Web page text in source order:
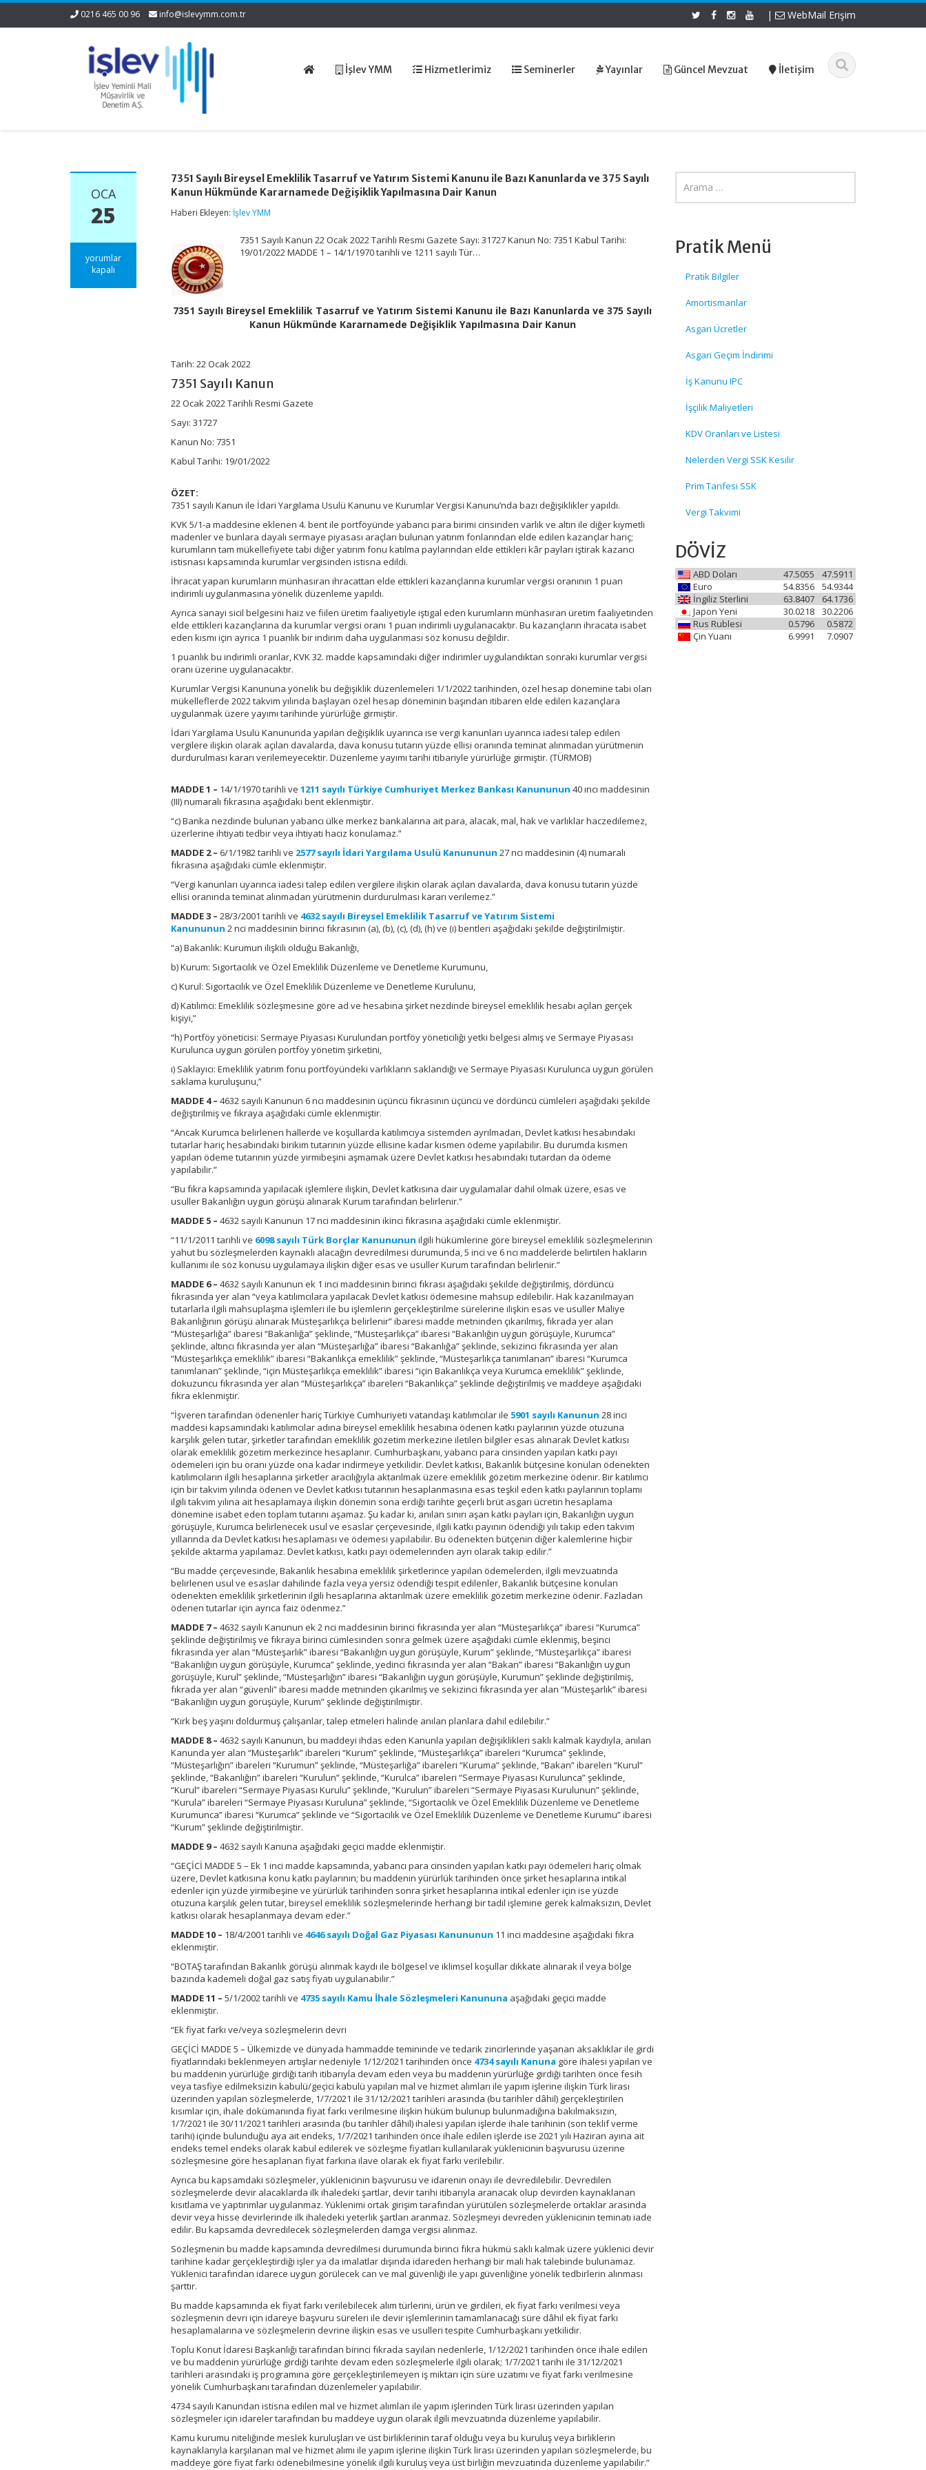
0216 465 00 96 info@islevymm.com.tr | WebMail Erişim
İşlev YMM Hizmetlerimiz Seminerler Yayınlar Güncel Mevzuat İletişim
OCA
25
7351
Sayılı
yorumlar
kapalı
7351 Sayılı Bireysel Emeklilik Tasarruf ve Yatırım Sistemi Kanunu ile Bazı Kanunlarda ve 375 Sayılı
Kanun Hükmünde Kararnamede Değişiklik Yapılmasına Dair Kanun
Haberi Ekleyen: İşlev YMM
7351 Sayılı Kanun 22 Ocak 2022 Tarihli Resmi Gazete Sayı: 31727 Kanun No: 7351 Kabul Tarihi:
19/01/2022 MADDE 1 – 14/1/1970 tarihli ve 1211 sayılı Tür…
7351 Sayılı Bireysel Emeklilik Tasarruf ve Yatırım Sistemi Kanunu ile Bazı Kanunlarda ve 375 Sayılı
Kanun Hükmünde Kararnamede Değişiklik Yapılmasına Dair Kanun
Tarih: 22 Ocak 2022
7351 Sayılı Kanun
22 Ocak 2022 Tarihli Resmi Gazete
Sayı: 31727
Kanun No: 7351
Kabul Tarihi: 19/01/2022
ÖZET:
7351 sayılı Kanun ile İdari Yargılama Usulü Kanunu ve Kurumlar Vergisi Kanunu’nda bazı değişiklikler yapıldı.
KVK 5/1-a maddesine eklenen 4. bent ile portföyünde yabancı para birimi cinsinden varlık ve altın ile diğer kıymetli
madenler ve bunlara dayalı sermaye piyasası araçları bulunan yatırım fonlarından elde edilen kazançlar hariç;
kurumların tam mükellefiyete tabi diğer yatırım fonu katılma paylarından elde ettikleri kâr payları iştirak kazancı
istisnası kapsamında kurumlar vergisinden istisna edildi.
İhracat yapan kurumların münhasıran ihracattan elde ettikleri kazançlarına kurumlar vergisi oranının 1 puan
indirimli uygulanmasına yönelik düzenleme yapıldı.
Ayrıca sanayi sicil belgesini haiz ve fiilen üretim faaliyetiyle iştigal eden kurumların münhasıran üretim faaliyetinden
elde ettikleri kazançlarına da kurumlar vergisi oranı 1 puan indirimli uygulanacaktır. Bu kazançların ihracata isabet
eden kısmı için ayrıca 1 puanlık bir indirim daha uygulanması söz konusu değildir.
1 puanlık bu indirimli oranlar, KVK 32. madde kapsamındaki diğer indirimler uygulandıktan sonraki kurumlar vergisi
oranı üzerine uygulanacaktır.
Kurumlar Vergisi Kanununa yönelik bu değişiklik düzenlemeleri 1/1/2022 tarihinden, özel hesap dönemine tabi olan
mükelleflerde 2022 takvim yılında başlayan özel hesap döneminin başından itibaren elde edilen kazançlara
uygulanmak üzere yayımı tarihinde yürürlüğe girmiştir.
İdari Yargılama Usulü Kanununda yapılan değişiklik uyarınca ise vergi kanunları uyarınca iadesi talep edilen
vergilere ilişkin olarak açılan davalarda, dava konusu tutarın yüzde ellisi oranında teminat alınmadan yürütmenin
durdurulması kararı verilemeyecektir. Düzenleme yayımı tarihi itibariyle yürürlüğe girmiştir. (TÜRMOB)
MADDE 1 – 14/1/1970 tarihli ve1211 sayılı Türkiye Cumhuriyet Merkez Bankası Kanununun 40 ıncı maddesinin
(III) numaralı fıkrasına aşağıdaki bent eklenmiştir.
“c) Banka nezdinde bulunan yabancı ülke merkez bankalarına ait para, alacak, mal, hak ve varlıklar haczedilemez,
üzerlerine ihtiyati tedbir veya ihtiyati haciz konulamaz.”
MADDE 2 – 6/1/1982 tarihli ve 2577 sayılı İdari Yargılama Usulü Kanununun 27 nci maddesinin (4) numaralı
fıkrasına aşağıdaki cümle eklenmiştir.
“Vergi kanunları uyarınca iadesi talep edilen vergilere ilişkin olarak açılan davalarda, dava konusu tutarın yüzde
ellisi oranında teminat alınmadan yürütmenin durdurulması kararı verilemez.”
MADDE 3 –28/3/2001 tarihli ve 4632 sayılı Bireysel Emeklilik Tasarruf ve Yatırım Sistemi
Kanununun 2 nci maddesinin birinci fıkrasının (a), (b), (c), (d), (h) ve (ı) bentleri aşağıdaki şekilde değiştirilmiştir.
“a) Bakanlık: Kurumun ilişkili olduğu Bakanlığı,
b) Kurum: Sigortacılık ve Özel Emeklilik Düzenleme ve Denetleme Kurumunu,
c) Kurul: Sigortacılık ve Özel Emeklilik Düzenleme ve Denetleme Kurulunu,
d) Katılımcı: Emeklilik sözleşmesine göre ad ve hesabına şirket nezdinde bireysel emeklilik hesabı açılan gerçek
kişiyi,”
“h) Portföy yöneticisi: Sermaye Piyasası Kurulundan portföy yöneticiliği yetki belgesi almış ve Sermaye Piyasası
Kurulunca uygun görülen portföy yönetim şirketini,
ı) Saklayıcı: Emeklilik yatırım fonu portföyündeki varlıkların saklandığı ve Sermaye Piyasası Kurulunca uygun görülen
saklama kuruluşunu,”
MADDE 4 – 4632 sayılı Kanunun 6 ncı maddesinin üçüncü fıkrasının üçüncü ve dördüncü cümleleri aşağıdaki şekilde
değiştirilmiş ve fıkraya aşağıdaki cümle eklenmiştir.
“Ancak Kurumca belirlenen hallerde ve koşullarda katılımcıya sistemden ayrılmadan, Devlet katkısı hesabındaki
tutarlar hariç hesabındaki birikim tutarının yüzde ellisine kadar kısmen ödeme yapılabilir. Bu durumda kısmen
yapılan ödeme tutarının yüzde yirmibeşini aşmamak üzere Devlet katkısı hesabındaki tutardan da ödeme
yapılabilir.”
“Bu fıkra kapsamında yapılacak işlemlere ilişkin, Devlet katkısına dair uygulamalar dahil olmak üzere, esas ve
usuller Bakanlığın uygun görüşü alınarak Kurum tarafından belirlenir.”
MADDE 5 – 4632 sayılı Kanunun 17 nci maddesinin ikinci fıkrasına aşağıdaki cümle eklenmiştir.
“11/1/2011 tarihli ve 6098 sayılı Türk Borçlar Kanununun ilgili hükümlerine göre bireysel emeklilik sözleşmelerinin
yahut bu sözleşmelerden kaynaklı alacağın devredilmesi durumunda, 5 inci ve 6 ncı maddelerde belirtilen hakların
kullanımı ile söz konusu uygulamaya ilişkin diğer esas ve usuller Kurum tarafından belirlenir.”
MADDE 6 –4632 sayılı Kanunun ek 1 inci maddesinin birinci fıkrası aşağıdaki şekilde değiştirilmiş, dördüncü
fıkrasında yer alan “veya katılımcılara yapılacak Devlet katkısı ödemesine mahsup edilebilir. Hak kazanılmayan
tutarlarla ilgili mahsuplaşma işlemleri ile bu işlemlerin gerçekleştirilme sürelerine ilişkin esas ve usuller Maliye
Bakanlığının görüşü alınarak Müsteşarlıkça belirlenir” ibaresi madde metninden çıkarılmış, fıkrada yer alan
“Müsteşarlığa” ibaresi “Bakanlığa” şeklinde, “Müsteşarlıkça” ibaresi “Bakanlığın uygun görüşüyle, Kurumca”
şeklinde, altıncı fıkrasında yer alan “Müsteşarlığa” ibaresi “Bakanlığa” şeklinde, sekizinci fıkrasında yer alan
“Müsteşarlıkça emeklilik” ibaresi “Bakanlıkça emeklilik” şeklinde, “Müsteşarlıkça tanımlanan” ibaresi “Kurumca
tanımlanan” şeklinde, “için Müsteşarlıkça emeklilik” ibaresi “için Bakanlıkça veya Kurumca emeklilik” şeklinde,
dokuzuncu fıkrasında yer alan “Müsteşarlıkça” ibareleri “Bakanlıkça” şeklinde değiştirilmiş ve maddeye aşağıdaki
fıkra eklenmiştir.
“İşveren tarafından ödenenler hariç Türkiye Cumhuriyeti vatandaşı katılımcılar ile 5901 sayılı Kanunun 28 inci
maddesi kapsamındaki katılımcılar adına bireysel emeklilik hesabına ödenen katkı paylarının yüzde otuzuna
karşılık gelen tutar, şirketler tarafından emeklilik gözetim merkezine iletilen bilgiler esas alınarak Devlet katkısı
olarak emeklilik gözetim merkezince hesaplanır. Cumhurbaşkanı, yabancı para cinsinden yapılan katkı payı
ödemeleri için bu oranı yüzde ona kadar indirmeye yetkilidir. Devlet katkısı, Bakanlık bütçesine konulan ödenekten
katılımcıların ilgili hesaplarına şirketler aracılığıyla aktarılmak üzere emeklilik gözetim merkezine ödenir. Bir katılımcı
için bir takvim yılında ödenen ve Devlet katkısı tutarının hesaplanmasına esas teşkil eden katkı paylarının toplamı
ilgili takvim yılına ait hesaplamaya ilişkin dönemin sona erdiği tarihte geçerli brüt asgari ücretin hesaplama
dönemine isabet eden toplam tutarını aşamaz. Şu kadar ki, anılan sınırı aşan katkı payları için, Bakanlığın uygun
görüşüyle, Kurumca belirlenecek usul ve esaslar çerçevesinde, ilgili katkı payının ödendiği yılı takip eden takvim
yıllarında da Devlet katkısı hesaplaması ve ödemesi yapılabilir. Bu ödenekten bütçenin diğer kalemlerine hiçbir
şekilde aktarma yapılamaz. Devlet katkısı, katkı payı ödemelerinden ayrı olarak takip edilir.”
“Bu madde çerçevesinde, Bakanlık hesabına emeklilik şirketlerince yapılan ödemelerden, ilgili mevzuatında
belirlenen usul ve esaslar dahilinde fazla veya yersiz ödendiği tespit edilenler, Bakanlık bütçesine konulan
ödenekten emeklilik şirketlerinin ilgili hesaplarına aktarılmak üzere emeklilik gözetim merkezine ödenir. Fazladan
ödenen tutarlar için ayrıca faiz ödenmez.”
MADDE 7 –4632 sayılı Kanunun ek 2 nci maddesinin birinci fıkrasında yer alan “Müsteşarlıkça” ibaresi “Kurumca”
şeklinde değiştirilmiş ve fıkraya birinci cümlesinden sonra gelmek üzere aşağıdaki cümle eklenmiş, beşinci
fıkrasında yer alan “Müsteşarlık” ibaresi “Bakanlığın uygun görüşüyle, Kurum” şeklinde, “Müsteşarlıkça” ibaresi
“Bakanlığın uygun görüşüyle, Kurumca” şeklinde, yedinci fıkrasında yer alan “Bakan” ibaresi “Bakanlığın uygun
görüşüyle, Kurul” şeklinde, “Müsteşarlığın” ibaresi “Bakanlığın uygun görüşüyle, Kurumun” şeklinde değiştirilmiş,
fıkrada yer alan “güvenli” ibaresi madde metninden çıkarılmış ve sekizinci fıkrasında yer alan “Müsteşarlık” ibaresi
“Bakanlığın uygun görüşüyle, Kurum” şeklinde değiştirilmiştir.
“Kırk beş yaşını doldurmuş çalışanlar, talep etmeleri halinde anılan planlara dahil edilebilir.”
MADDE 8 –4632 sayılı Kanunun, bu maddeyi ihdas eden Kanunla yapılan değişiklikleri saklı kalmak kaydıyla, anılan
Kanunda yer alan “Müsteşarlık” ibareleri “Kurum” şeklinde, “Müsteşarlıkça” ibareleri “Kurumca” şeklinde,
“Müsteşarlığın” ibareleri “Kurumun” şeklinde, “Müsteşarlığa” ibareleri “Kuruma” şeklinde, “Bakan” ibareleri “Kurul”
şeklinde, “Bakanlığın” ibareleri “Kurulun” şeklinde, “Kurulca” ibareleri “Sermaye Piyasası Kurulunca” şeklinde,
“Kurul” ibareleri “Sermaye Piyasası Kurulu” şeklinde, “Kurulun” ibareleri “Sermaye Piyasası Kurulunun” şeklinde,
“Kurula” ibareleri “Sermaye Piyasası Kuruluna” şeklinde, “Sigortacılık ve Özel Emeklilik Düzenleme ve Denetleme
Kurumunca” ibaresi “Kurumca” şeklinde ve “Sigortacılık ve Özel Emeklilik Düzenleme ve Denetleme Kurumu” ibaresi
“Kurum” şeklinde değiştirilmiştir.
MADDE 9 – 4632 sayılı Kanuna aşağıdaki geçici madde eklenmiştir.
“GEÇİCİ MADDE 5 – Ek 1 inci madde kapsamında, yabancı para cinsinden yapılan katkı payı ödemeleri hariç olmak
üzere, Devlet katkısına konu katkı paylarının; bu maddenin yürürlük tarihinden önce şirket hesaplarına intikal
edenler için yüzde yirmibeşine ve yürürlük tarihinden sonra şirket hesaplarına intikal edenler için ise yüzde
otuzuna karşılık gelen tutar, bireysel emeklilik sözleşmelerinde herhangi bir tadil işlemine gerek kalmaksızın, Devlet
katkısı olarak hesaplanmaya devam eder.”
MADDE 10 – 18/4/2001 tarihli ve 4646 sayılı Doğal Gaz Piyasası Kanununun 11 inci maddesine aşağıdaki fıkra
eklenmiştir.
“BOTAŞ tarafından Bakanlık görüşü alınmak kaydı ile bölgesel ve iklimsel koşullar dikkate alınarak il veya bölge
bazında kademeli doğal gaz satış fiyatı uygulanabilir.”
MADDE 11 –5/1/2002 tarihli ve 4735 sayılı Kamu İhale Sözleşmeleri Kanununa aşağıdaki geçici madde
eklenmiştir.
“Ek fiyat farkı ve/veya sözleşmelerin devri
GEÇİCİ MADDE 5 – Ülkemizde ve dünyada hammadde temininde ve tedarik zincirlerinde yaşanan aksaklıklar ile girdi
fiyatlarındaki beklenmeyen artışlar nedeniyle 1/12/2021 tarihinden önce 4734 sayılı Kanuna göre ihalesi yapılan ve
bu maddenin yürürlüğe girdiği tarih itibarıyla devam eden veya bu maddenin yürürlüğe girdiği tarihten önce fesih
veya tasfiye edilmeksizin kabulü/geçici kabulü yapılan mal ve hizmet alımları ile yapım işlerine ilişkin Türk lirası
üzerinden yapılan sözleşmelerde, 1/7/2021 ile 31/12/2021 tarihleri arasında (bu tarihler dâhil) gerçekleştirilen
kısımlar için, ihale dokümanında fiyat farkı verilmesine ilişkin hüküm bulunup bulunmadığına bakılmaksızın,
1/7/2021 ile 30/11/2021 tarihleri arasında (bu tarihler dâhil) ihalesi yapılan işlerde ihale tarihinin (son teklif verme
tarihi) içinde bulunduğu aya ait endeks, 1/7/2021 tarihinden önce ihale edilen işlerde ise 2021 yılı Haziran ayına ait
endeks temel endeks olarak kabul edilerek ve sözleşme fiyatları kullanılarak yüklenicinin başvurusu üzerine
sözleşmesine göre hesaplanan fiyat farkına ilave olarak ek fiyat farkı verilebilir.
Ayrıca bu kapsamdaki sözleşmeler, yüklenicinin başvurusu ve idarenin onayı ile devredilebilir. Devredilen
sözleşmelerde devir alacaklarda ilk ihaledeki şartlar, devir tarihi itibarıyla aranacak olup devirden kaynaklanan
kısıtlama ve yaptırımlar uygulanmaz. Yüklenimi ortak girişim tarafından yürütülen sözleşmelerde ortaklar arasında
devir veya hisse devirlerinde ilk ihaledeki yeterlik şartları aranmaz. Sözleşmeyi devreden yüklenicinin teminatı iade
edilir. Bu kapsamda devredilecek sözleşmelerden damga vergisi alınmaz.
Sözleşmenin bu madde kapsamında devredilmesi durumunda birinci fıkra hükmü saklı kalmak üzere yüklenici devir
tarihine kadar gerçekleştirdiği işler ya da imalatlar dışında idareden herhangi bir mali hak talebinde bulunamaz.
Yüklenici tarafından idarece uygun görülecek can ve mal güvenliği ile yapı güvenliğine yönelik tedbirlerin alınması
şarttır.
Bu madde kapsamında ek fiyat farkı verilebilecek alım türlerini, ürün ve girdileri, ek fiyat farkı verilmesi veya
sözleşmenin devri için idareye başvuru süreleri ile devir işlemlerinin tamamlanacağı süre dâhil ek fiyat farkı
hesaplamalarına ve sözleşmelerin devrine ilişkin esas ve usulleri tespite Cumhurbaşkanı yetkilidir.
Toplu Konut İdaresi Başkanlığı tarafından birinci fıkrada sayılan nedenlerle, 1/12/2021 tarihinden önce ihale edilen
ve bu maddenin yürürlüğe girdiği tarihte devam eden sözleşmelerle ilgili olarak; 1/7/2021 tarihi ile 31/12/2021
tarihleri arasındaki iş programına göre gerçekleştirilemeyen iş miktarı için süre uzatımı ve fiyat farkı verilmesine
yönelik Cumhurbaşkanı tarafından düzenlemeler yapılabilir.
4734 sayılı Kanundan istisna edilen mal ve hizmet alımları ile yapım işlerinden Türk lirası üzerinden yapılan
sözleşmeler için idareler tarafından bu maddeye uygun olarak ilgili mevzuatında düzenleme yapılabilir.
Kamu kurumu niteliğinde meslek kuruluşları ve üst birliklerinin taraf olduğu veya bu kuruluş veya birliklerin
kaynaklarıyla karşılanan mal ve hizmet alımı ile yapım işlerine ilişkin Türk lirası üzerinden yapılan sözleşmelerde, bu
maddeye göre fiyat farkı ödenebilmesine yönelik ilgili kuruluş veya üst birliğin mevzuatında düzenleme yapılabilir.”
Pratik Menü
Pratik Bilgiler
Amortismanlar
Asgari Ücretler
Asgari Geçim İndirimi
İş Kanunu IPC
İşçilik Maliyetleri
KDV Oranları ve Listesi
Nelerden Vergi SSK Kesilir
Prim Tarifesi SSK
Vergi Takvimi
DÖVİZ
ABD Doları 47.5911
47.5055
Euro
54.9344
54.8356
İngiliz Sterlini
64.1736
63.8407
Japon Yeni
30.2206
30.0218
Rus Rublesi
0.5872
0.5796
Çin Yuanı
7.0907
6.9991